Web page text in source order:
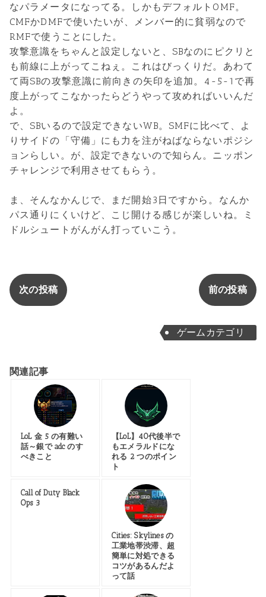
なパラメータになってる。しかもデフォルトOMF。
CMFかDMFで使いたいが、メンバー的に貧弱なので
RMFで使うことにした。
攻撃意識をちゃんと設定しないと、SBなのにピクリと
も前線に上がってこねぇ。これはびっくりだ。あわて
て両SBの攻撃意識に前向きの矢印を追加。4-5-1で再
度上がってこなかったらどうやって攻めればいいんだ
よ。
で、SBいるので設定できないWB。SMFに比べて、よ
りサイドの「守備」にも力を注がねばならないポジシ
ョンらしい。が、設定できないので知らん。ニッポン
チャレンジで利用させてもらう。
ま、そんなかんじで、まだ開始3日ですから。なんか
パス通りにくいけど、こじ開ける感じが楽しいね。ミ
ドルシュートがんがん打っていこう。
次の投稿 前の投稿
ゲームカテゴリ
関連記事
LoL 金 5 の有難い
話～銀で adc のす
べきこと
【LoL】40代後半で
もエメラルドにな
れる 2 つのポイン
ト
Call of Duty Black
Ops 3
Cities: Skylines の
工業地帯渋滞、超
簡単に対処できる
コツがあるんだよ
って話